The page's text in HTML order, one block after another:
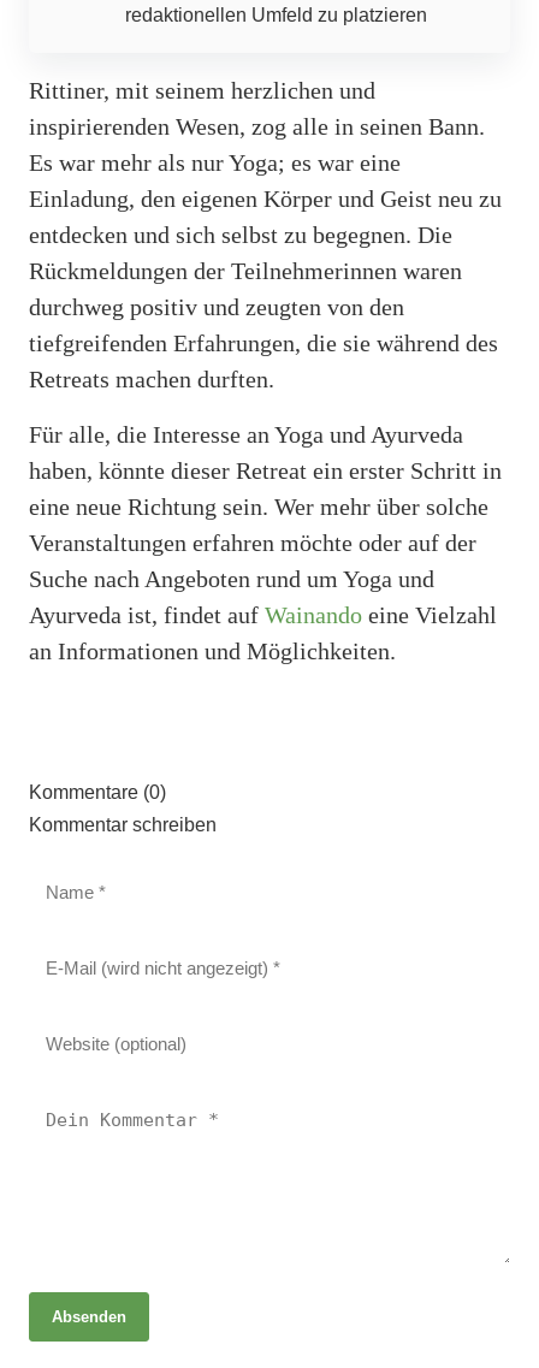
redaktionellen Umfeld zu platzieren
Rittiner, mit seinem herzlichen und
inspirierenden Wesen, zog alle in seinen Bann.
Es war mehr als nur Yoga; es war eine
Einladung, den eigenen Körper und Geist neu zu
entdecken und sich selbst zu begegnen. Die
Rückmeldungen der Teilnehmerinnen waren
durchweg positiv und zeugten von den
tiefgreifenden Erfahrungen, die sie während des
Retreats machen durften.
Für alle, die Interesse an Yoga und Ayurveda
haben, könnte dieser Retreat ein erster Schritt in
eine neue Richtung sein. Wer mehr über solche
Veranstaltungen erfahren möchte oder auf der
Suche nach Angeboten rund um Yoga und
Ayurveda ist, findet auf Wainando eine Vielzahl
an Informationen und Möglichkeiten.
Kommentare (0)
Kommentar schreiben
Absenden
25. Juni 2026